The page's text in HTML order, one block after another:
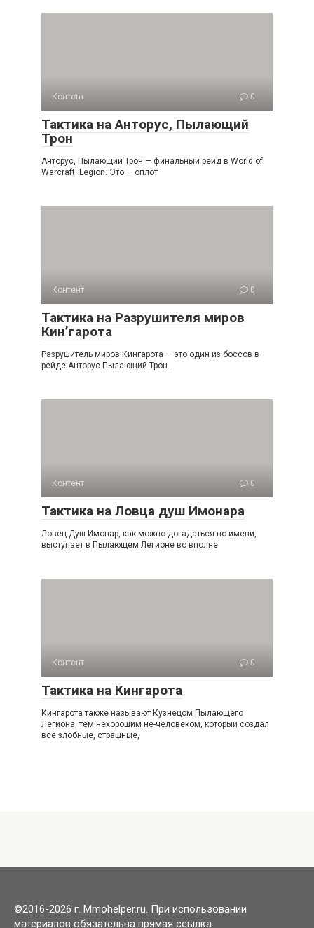
Контент 0
Тактика на Анторус, Пылающий
Трон
Анторус, Пылающий Трон — финальный рейд в World of
Warcraft: Legion. Это — оплот
Контент 0
Тактика на Разрушителя миров
Кин’гарота
Разрушитель миров Кингарота — это один из боссов в
рейде Анторус Пылающий Трон.
Контент 0
Тактика на Ловца душ Имонара
Ловец Душ Имонар, как можно догадаться по имени,
выступает в Пылающем Легионе во вполне
Контент 0
Тактика на Кингарота
Кингарота также называют Кузнецом Пылающего
Легиона, тем нехорошим не-человеком, который создал
все злобные, страшные,
©2016-2026 г. Mmohelper.ru. При использовании
материалов обязательна прямая ссылка.